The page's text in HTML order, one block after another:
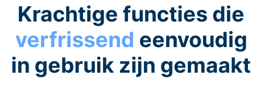
Krachtige functies die
verfrissend eenvoudig
in gebruik zijn gemaakt